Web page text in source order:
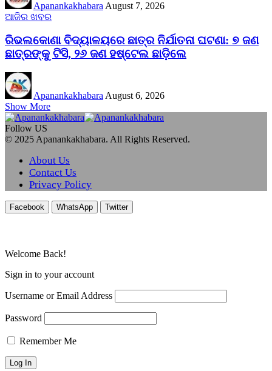
ApanankakhabaraAugust 7, 2026
ଆଜିର ଖବର
ରିଭଲକୋଣା ବିଦ୍ୟାଳୟରେ ଛାତ୍ର ନିର୍ଯାତନା ଘଟଣା: ୭ ଜଣ
ଛାତ୍ରଙ୍କୁ ଟିସି, ୨୬ ଜଣ ହଷ୍ଟେଲ ଛାଡ଼ିଲେ
Apanankakhabara August 6, 2026
Show More
Follow US
© 2025 Apanankakhabara. All Rights Reserved.
About Us
Contact Us
Privacy Policy
Facebook WhatsApp Twitter
Welcome Back!
Sign in to your account
Username or Email Address
Password
Remember Me